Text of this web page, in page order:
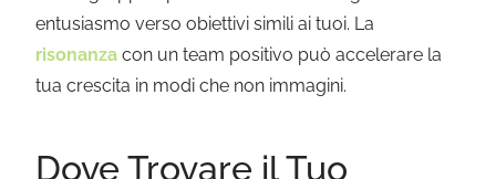
entusiasmo verso obiettivi simili ai tuoi. La
risonanza con un team positivo può accelerare la
tua crescita in modi che non immagini.
Dove Trovare il Tuo